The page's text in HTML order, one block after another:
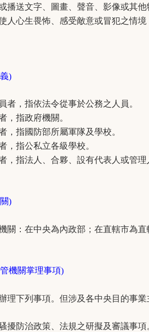
文字、圖畫、聲音、影像或其他
人心生畏怖、感受敵意或冒犯之情
義)
，指依法令從事於公務之人員。
指政府機關。
指國防部所屬軍隊及學校。
指公私立各級學校。
指法人、合夥、設有代表人或管理
)
：在中央為內政部；在直轄市為直
機關掌理事項)
下列事項。但涉及各中央目的事業
治政策、法規之研擬及審議事項